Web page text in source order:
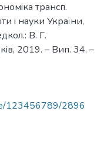
трансп.
i науки України,
В. Г.
2019. – Вип. 34. –
123456789/2896